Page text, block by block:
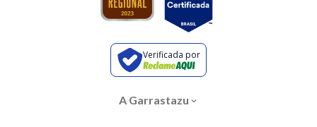
Verificada por
A Garrastazu